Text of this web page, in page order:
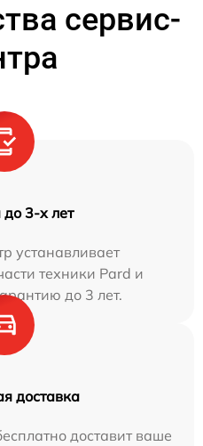
сервис-
до 3-х лет
устанавливает
техники Pard и
до 3 лет.
доставка
доставит ваше